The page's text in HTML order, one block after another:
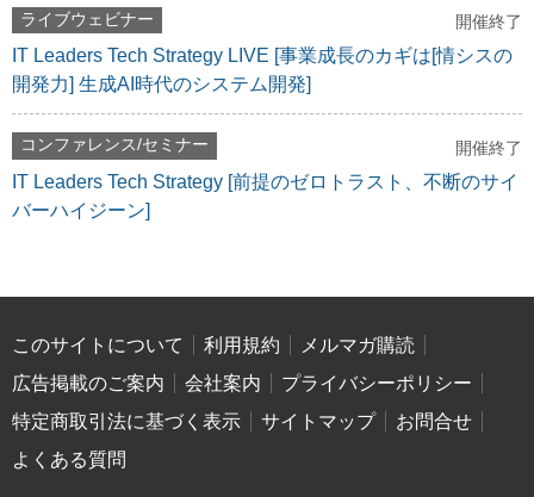
ライブウェビナー 開催終了
IT Leaders Tech Strategy LIVE [事業成長のカギは[情シスの
開発力] 生成AI時代のシステム開発]
コンファレンス/セミナー 開催終了
IT Leaders Tech Strategy [前提のゼロトラスト、不断のサイ
バーハイジーン]
このサイトについて 利用規約
メルマガ購読
広告掲載のご案内
会社案内
プライバシーポリシー
特定商取引法に基づく表示
サイトマップ
お問合せ
よくある質問